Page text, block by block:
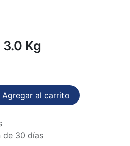
Kg
Agregar al carrito
de 30 días